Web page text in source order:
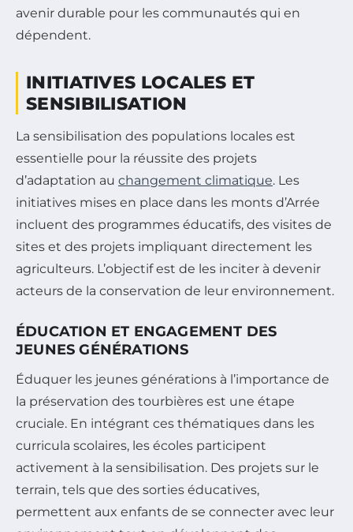
avenir durable pour les communautés qui en
dépendent.
INITIATIVES LOCALES ET
SENSIBILISATION
La sensibilisation des populations locales est
essentielle pour la réussite des projets
d’adaptation au changement climatique. Les
initiatives mises en place dans les monts d’Arrée
incluent des programmes éducatifs, des visites de
sites et des projets impliquant directement les
agriculteurs. L’objectif est de les inciter à devenir
acteurs de la conservation de leur environnement.
ÉDUCATION ET ENGAGEMENT DES
JEUNES GÉNÉRATIONS
Éduquer les jeunes générations à l’importance de
la préservation des tourbières est une étape
cruciale. En intégrant ces thématiques dans les
curricula scolaires, les écoles participent
activement à la sensibilisation. Des projets sur le
terrain, tels que des sorties éducatives,
permettent aux enfants de se connecter avec leur